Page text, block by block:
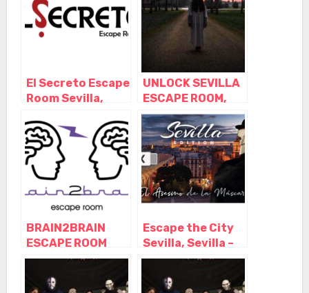
El Secreto Escape
Room Sevilla,
Andalucía
UNLOCK SEVILLA
ESCAPE ROOM,
Sevilla –
Andalucía
BRAIN2BRAIN
ESCAPE ROOM
SEVILLA, Sevilla –
Escape the City
Sevilla, Sevilla –
Andalucía